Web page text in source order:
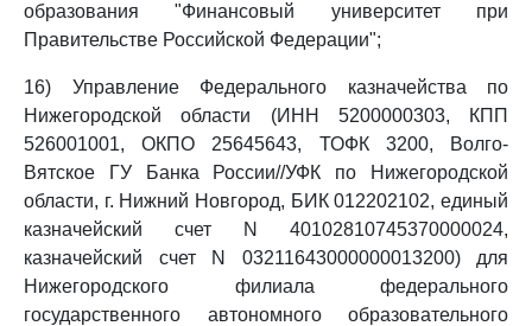
образования "Финансовый университет при
Правительстве Российской Федерации";
16) Управление Федерального казначейства по
Нижегородской области (ИНН 5200000303, КПП
526001001, ОКПО 25645643, ТОФК 3200, Волго-
Вятское ГУ Банка России//УФК по Нижегородской
области, г. Нижний Новгород, БИК 012202102, единый
казначейский счет N 40102810745370000024,
казначейский счет N 03211643000000013200) для
Нижегородского филиала федерального
государственного автономного образовательного